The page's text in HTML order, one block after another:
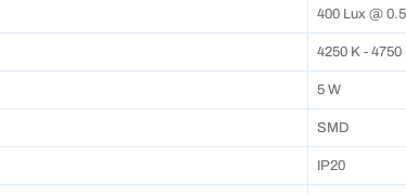
400 Lux @
4250 K - 4750
5 W
SMD
IP20